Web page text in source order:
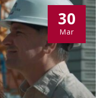
30
Mar